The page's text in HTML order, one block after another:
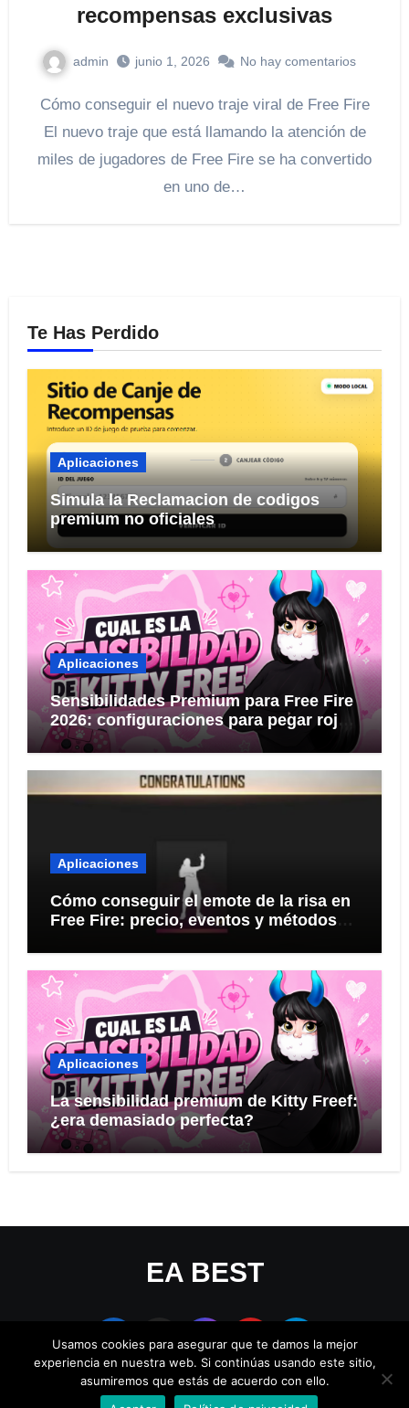
recompensas exclusivas
admin junio 1, 2026 No hay comentarios
Cómo conseguir el nuevo traje viral de Free Fire
El nuevo traje que está llamando la atención de
miles de jugadores de Free Fire se ha convertido
en uno de…
Te Has Perdido
Aplicaciones
Simula la Reclamacion de codigos
premium no oficiales
Aplicaciones
Sensibilidades Premium para Free Fire
2026: configuraciones para pegar rojo
KITTY FREE
Aplicaciones
Cómo conseguir el emote de la risa en
Free Fire: precio, eventos y métodos
Aplicaciones
La sensibilidad premium de Kitty Freef:
¿era demasiado perfecta?
EA BEST
Usamos cookies para asegurar que te damos la mejor
experiencia en nuestra web. Si continúas usando este sitio,
asumiremos que estás de acuerdo con ello.